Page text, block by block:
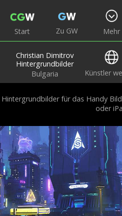
Start Zu GW Mehr
Christian Dimitrov
Hintergrundbilder
Bulgaria
Künstler
Hintergrundbilder für das Handy
oder